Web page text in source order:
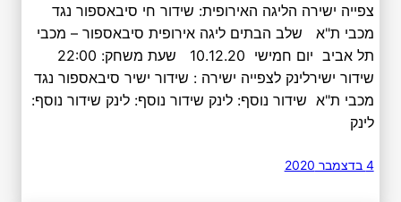
צפייה ישירה הליגה האירופית: שידור חי סיבאספור נגד
מכבי ת"א שלב הבתים ליגה אירופית סיבאספור – מכבי
שידור ישירלינק לצפייה ישירה : שידור ישיר סיבאספור נגד
מכבי ת"א שידור נוסף: לינק שידור נוסף: לינק שידור נוסף:
לינק
4 בדצמבר 2020